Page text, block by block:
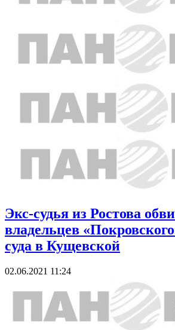
Экс-судья из Ростова
владельцев
суда в Кущевской
02.06.2021 11:24